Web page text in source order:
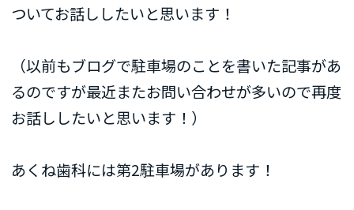
ついてお話ししたいと思います！
（以前もブログで駐車場のことを書いた記事があ
るのですが最近またお問い合わせが多いので再度
お話ししたいと思います！）
あくね歯科には第2駐車場があります！